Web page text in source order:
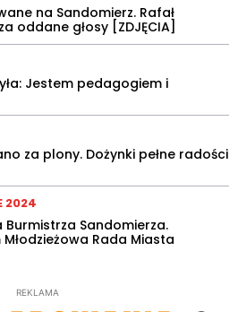
na Sandomierz. Rafał
oddane głosy [ZDJĘCIA]
Jestem pedagogiem i
za plony. Dożynki pełne radości
2024
Sandomierza.
Rada Miasta
REKLAMA